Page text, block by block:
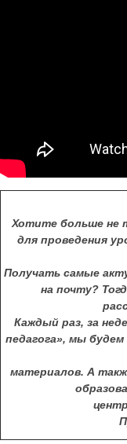
Хотите больше не
для проведения
Получать самые
на почту?
Каждый раз, за
педагога», мы будем
материалов. А